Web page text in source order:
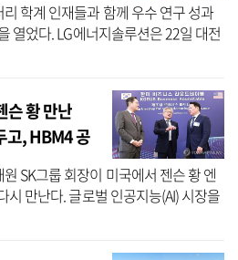
학계 인재들과 함께 우수 연구 성과
열었다. LG에너지솔루션은 22일 대전
포항공대, 고려대, 연세대 등 국내 유
슨 황 만난
고, HBM4 공
SK그룹 회장이 미국에서 젠슨 황 엔
시 만난다. 글로벌 인공지능(AI) 시장을
에서 메모리와 AI 사업 협력을 강화